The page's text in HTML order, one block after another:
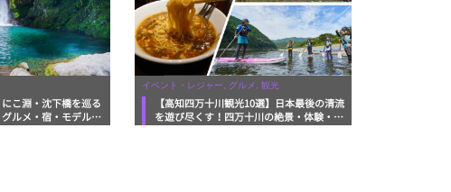
こ淵・沈下橋を巡る
ルメ・宿・モデルコ
イベント・レジャー, グルメ, 観光
【高知四万十川観光10選】日本最後の清流
を遊び尽くす！四万十川の絶景・体験・グ